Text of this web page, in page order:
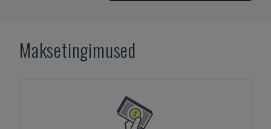
Maksetingimused